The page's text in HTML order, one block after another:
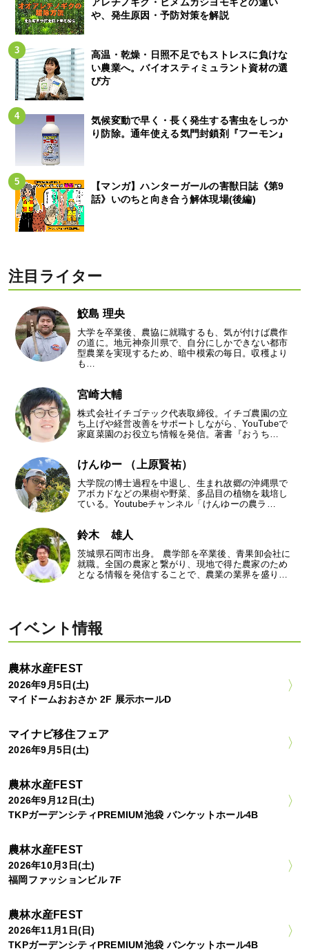
や、発生原因・予防対策を解説
高温・乾燥・日照不足でもストレスに負けな
い農業へ。バイオスティミュラント資材の選
び方
気候変動で早く・長く発生する害虫をしっか
り防除。通年使える気門封鎖剤『フーモン』
【マンガ】ハンターガールの害獣日誌《第9
話》いのちと向き合う解体現場(後編)
注目ライター
鮫島 理央
大学を卒業後、農協に就職するも、気が付けば農作
の道に。地元神奈川県で、自分にしかできない都市
型農業を実現するため、暗中模索の毎日。収穫より
も…
宮崎大輔
株式会社イチゴテック代表取締役。イチゴ農園の立
ち上げや経営改善をサポートしながら、YouTubeで
家庭菜園のお役立ち情報を発信。著書『おうち…
けんゆー （上原賢祐）
大学院の博士過程を中退し、生まれ故郷の沖縄県で
アボカドなどの果樹や野菜、多品目の植物を栽培し
ている。Youtubeチャンネル「けんゆーの農ラ…
鈴木 雄人
茨城県石岡市出身。 農学部を卒業後、青果卸会社に
就職。全国の農家と繋がり、現地で得た農家のため
となる情報を発信することで、農業の業界を盛り…
イベント情報
農林水産FEST
2026年9月5日(土)
マイドームおおさか 2F 展示ホールD
マイナビ移住フェア
2026年9月5日(土)
農林水産FEST
2026年9月12日(土)
TKPガーデンシティPREMIUM池袋 バンケットホール4B
農林水産FEST
2026年10月3日(土)
福岡ファッションビル 7F
農林水産FEST
2026年11月1日(日)
TKPガーデンシティPREMIUM池袋 バンケットホール4B